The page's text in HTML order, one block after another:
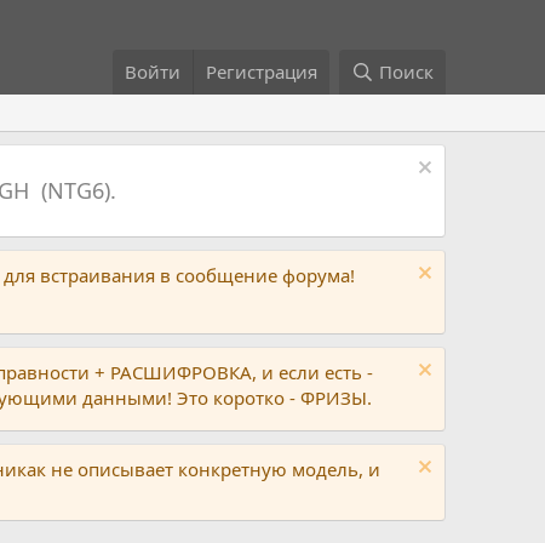
Войти Регистрация Поиск
(NTG6).
встраивания в сообщение форума!
+ РАСШИФРОВКА, и если есть -
данными! Это коротко - ФРИЗЫ.
не описывает конкретную модель, и